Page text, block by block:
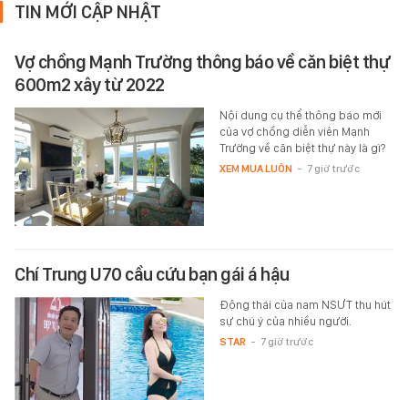
TIN MỚI CẬP NHẬT
Vợ chồng Mạnh Trường thông báo về căn biệt thự
600m2 xây từ 2022
Nội dung cụ thể thông báo mới
của vợ chồng diễn viên Mạnh
Trường về căn biệt thự này là gì?
XEM MUA LUÔN - 7 giờ trước
Chí Trung U70 cầu cứu bạn gái á hậu
Động thái của nam NSƯT thu hút
sự chú ý của nhiều người.
STAR - 7 giờ trước